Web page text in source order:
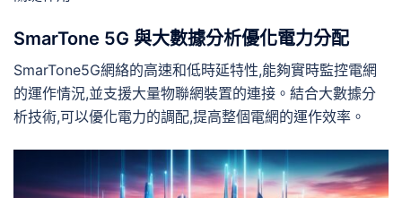
SmarTone 5G 與大數據分析優化電力分配
SmarTone5G網絡的高速和低時延特性,能夠實時監控電網
的運作情況,並支援大量物聯網裝置的連接。結合大數據分
析技術,可以優化電力的調配,提高整個電網的運作效率。